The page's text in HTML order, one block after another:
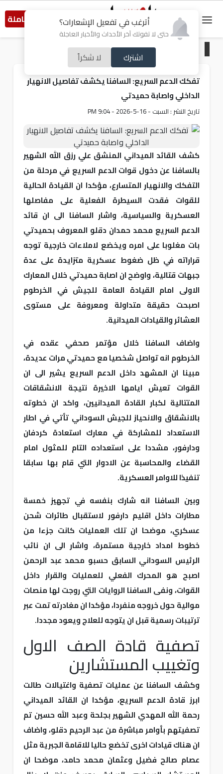
أترغب في تفعيل الإشعارات؟
حتى لا تفوتك آخر الأحداث والأخبار العاجلة
اشترك لا شكراً
النسخة الكاملة
عربي و دولي
تفكك الدعم السريع: السافنا يكشف تفاصيل الانهيار
الداخلي واصابة حميدتي
تاريخ النشر : السبت - 16-5-2026 - 9:04 PM
كشف القائد الميداني المنشق علي رزق الله الشهير
بالسافنا عن دخول قوات الدعم السريع في مرحلة من
التفكك والانهيار المتسارع، مؤكدا ان القيادة الحالية
للقوات فقدت السيطرة الفعلية على مفاصلها
العسكرية والسياسية، واشار السافنا الى ان قائد
الدعم السريع محمد حمدان دقلو المعروف بحميدتي
بات مغلوبا على امره ويخضع لاملاءات خارجية توجه
قراراته في ظل ضغوط عسكرية متزايدة على عدة
جبهات قتالية، واوضح ان اصابة حميدتي خلال المعارك
الاولى امام القيادة العامة للجيش في الخرطوم
اصبحت حقيقة متداولة ومعروفة على مستوى
العشائر والقيادات الميدانية.
واضاف السافنا خلال مؤتمر صحفي عقده في
الخرطوم انه تواصل شخصيا مع حميدتي مرات عديدة،
مبينا ان المشهد داخل الدعم السريع يشير الى ان
القوات تعيش ايامها الاخيرة نتيجة الانشقاقات
المتتالية لكبار القادة الميدانيين، واكد ان خطوته
بالانشقاق والانحياز للجيش السوداني تأتي في اطار
الاستعداد للمشاركة في معارك استعادة كردفان
ودارفور، مشددا على استعداده التام للمثول امام
القضاء والمحاسبة عن الادوار التي قام بها سابقا
تنفيذا للاوامر العسكرية.
وبين السافنا انه شارك بنفسه في تجهيز خمسة
مطارات داخل اقليم دارفور لاستقبال طائرات شحن
عسكري، موضحا ان تلك العمليات كانت جزءا من
خطوط امداد خارجية مستمرة، واشار الى ان نائب
الرئيس السوداني السابق حسبو محمد عبد الرحمن
اصبح هو المحرك الفعلي للعمليات والقرار داخل
القوات، ونفى السافنا الروايات التي روجت لها منصات
موالية حول خروجه منفردا، مؤكدا ان مغادرته تمت عبر
ترتيبات رسمية قبل ان يتوجه للعلاج ويعود مجددا.
تصفية قادة الصف الاول
وتغييب المستشارين
وكشف السافنا عن عمليات تصفية واغتيالات طالت
ابرز قادة الدعم السريع، مؤكدا ان القائد الميداني
رحمة الله المهدي الشهير بجلحة وعبد الله حسين تم
تصفيتهم بأوامر مباشرة من عبد الرحيم دقلو، واضاف
ان هناك قيادات اخرى تخضع حاليا للاقامة الجبرية مثل
عصام صالح فضيل وعثمان محمد حامد، موضحا ان